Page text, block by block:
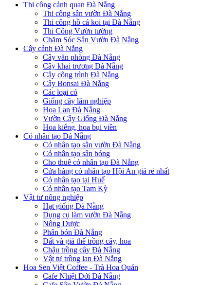
Thi công cảnh quan Đà Nẵng
Thi công sân vườn Đà Nẵng
Thi công hồ cá koi tại Đà Nẵng
Thi Công Vườn tường
Chăm Sóc Sân Vườn Đà Nẵng
Cây cảnh Đà Nẵng
Cây văn phòng Đà Nẵng
Cây khai trương Đà Nẵng
Cây công trình Đà Nẵng
Cây Bonsai Đà Nẵng
Các loại cỏ
Giống cây lâm nghiệp
Hoa Lan Đà Nẵng
Vườn Cây Giống Đà Nẵng
Hoa kiểng, hoa bụi viền
Cỏ nhân tạo Đà Nẵng
Cỏ nhân tạo sân vườn Đà Nẵng
Cỏ nhân tạo sân bóng
Cho thuê cỏ nhân tạo Đà Nẵng
Cửa hàng cỏ nhân tạo Hội An giá rẻ nhất
Cỏ nhân tạo tại Huế
Cỏ nhân tạo Tam Kỳ
Vật tư nông nghiệp
Hạt giống Đà Nẵng
Dụng cụ làm vườn Đà Nẵng
Nông Dược
Phân bón Đà Nẵng
Đất và giá thể trồng cây, hoa
Chậu trồng cây Đà Nẵng
Vật tư trồng lan Đà Nẵng
Hoa Sen Việt Coffee - Trà Hoa Quán
Cafe Nhiệt Đới Đà Nẵng